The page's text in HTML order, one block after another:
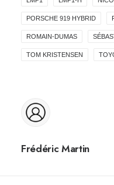
PORSCHE 919 HYBRID
ROMAIN-DUMAS
TOM KRISTENSEN
Frédéric Martin